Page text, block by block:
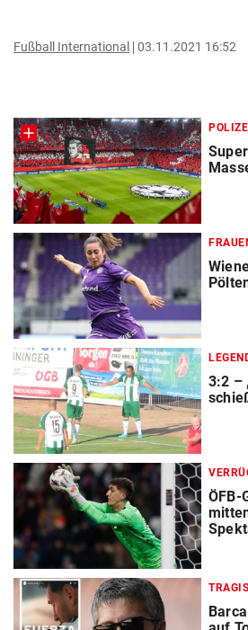
Fußball International 03.11.2021 16:52
3:2 –
ÖFB-